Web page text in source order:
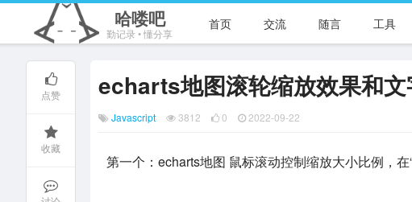
哈喽吧
勤记录 • 懂分享
首页 交流 随言 工具
点赞
收藏
echarts地图滚轮缩放效果和
Javascript 3812 0 2022-09-22
第一个：echarts地图 鼠标滚动控制缩放大小比例，在